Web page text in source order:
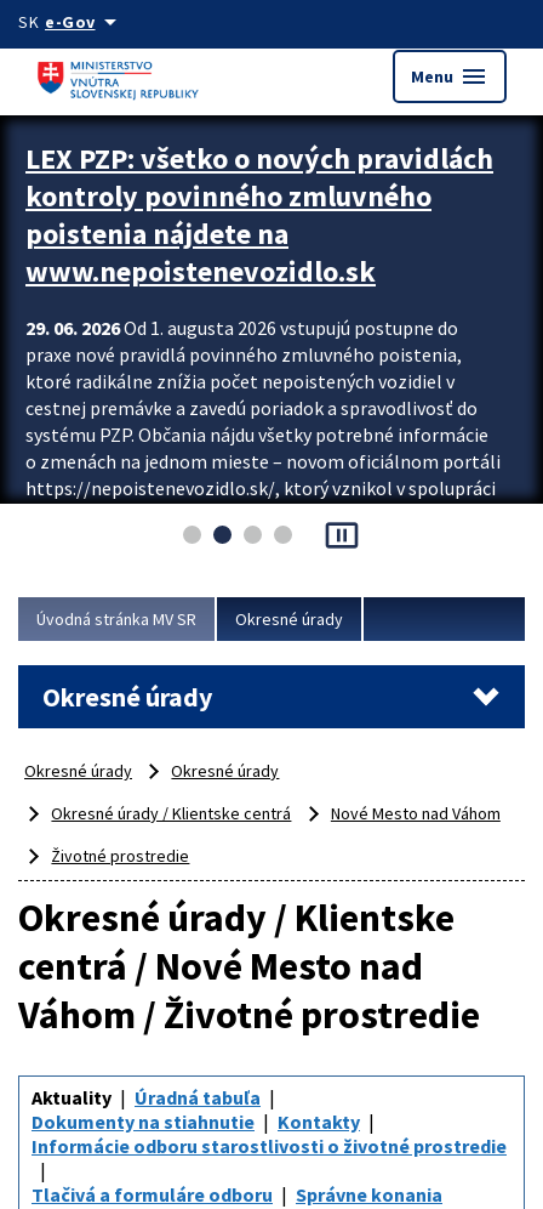
Preskocit na hlavný obsah
SK e-Govarrow_drop_down
Menu menu
Zastavit automatický posun upútavok
LEX PZP: všetko o nových pravidlách
kontroly povinného zmluvného
poistenia nájdete na
www.nepoistenevozidlo.sk
29. 06. 2026Od 1. augusta 2026 vstupujú postupne do
praxe nové pravidlá povinného zmluvného poistenia,
ktoré radikálne znížia počet nepoistených vozidiel v
cestnej premávke a zavedú poriadok a spravodlivosť do
systému PZP. Občania nájdu všetky potrebné informácie
o zmenách na jednom mieste – novom oficiálnom portáli
https://nepoistenevozidlo.sk/, ktorý vznikol v spolupráci
asociácie poisťovní (SLASPO) a Ministerstva vnútra SR.
Viac
pause_presentation
Úvodná stránka MV SR Okresné úrady
Okresné úrady
Okresné úrady
Okresné úrady
Okresné úrady / Klientske centrá
Nové Mesto nad Váhom
Životné prostredie
Okresné úrady / Klientske
centrá / Nové Mesto nad
Váhom / Životné prostredie
Aktuality
Úradná tabuľa
Dokumenty na stiahnutie
Kontakty
Informácie odboru starostlivosti o životné prostredie
Tlačivá a formuláre odboru
Správne konania